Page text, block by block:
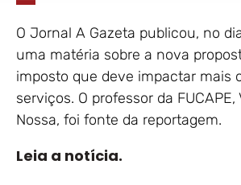
O Jornal A Gazeta publicou, no
uma matéria sobre a nova
imposto que deve impactar mais
serviços. O professor da FUCAPE,
Nossa, foi fonte da reportagem.
Leia a notícia.